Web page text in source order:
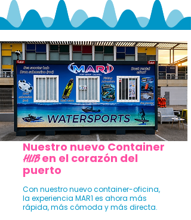
Nuestro nuevo Container
Huben el corazón del
puerto​
Con nuestro nuevo container-oficina,
la experiencia MAR1 es ahora más
rápida, más cómoda y más directa.